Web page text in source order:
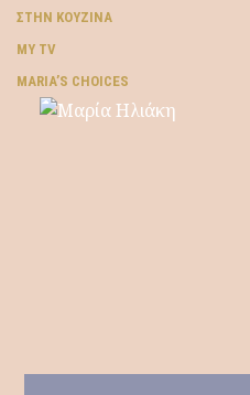
ΣΤΗΝ ΚΟΥΖΊΝΑ
MY TV
ΜARIA’S CHOICES